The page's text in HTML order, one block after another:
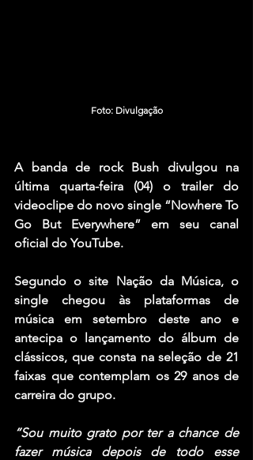
Foto: Divulgação
A banda de rock Bush divulgou na
última quarta-feira (04) o trailer do
videoclipe do novo single “Nowhere To
Go But Everywhere” em seu canal
oficial do YouTube.
Segundo o site Nação da Música, o
single chegou às plataformas de
música em setembro deste ano e
antecipa o lançamento do álbum de
clássicos, que consta na seleção de 21
faixas que contemplam os 29 anos de
carreira do grupo.
“Sou muito grato por ter a chance de
fazer música depois de todo esse